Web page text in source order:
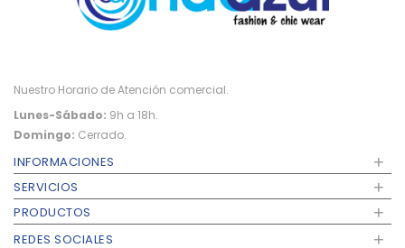
Nuestro Horario de Atención comercial.
Lunes-Sábado: 9h a 18h.
Domingo: Cerrado.
INFORMACIONES +
SERVICIOS +
PRODUCTOS +
REDES SOCIALES +